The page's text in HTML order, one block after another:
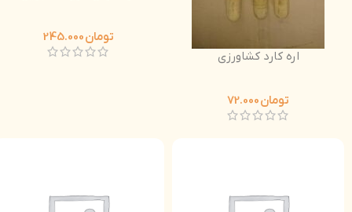
اره کارد کشاورزی
تومان
تومان